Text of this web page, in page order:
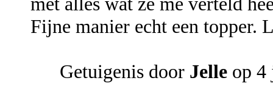
Fijne manier echt een topper.
Getuigenis door Jelle op 4